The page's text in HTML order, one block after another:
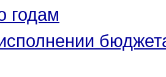
годам